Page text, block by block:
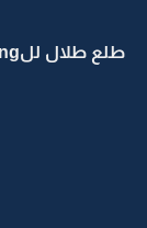
طلع طلال للparkingشغل سيارته البروش وطلع....